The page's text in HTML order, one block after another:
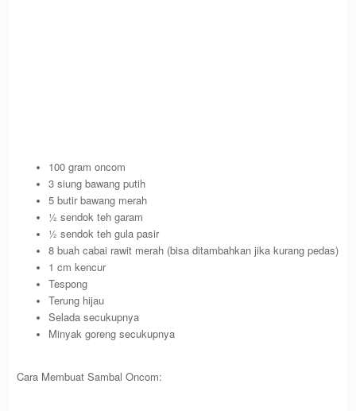
100 gram oncom
3 siung bawang putih
5 butir bawang merah
½ sendok teh garam
½ sendok teh gula pasir
8 buah cabai rawit merah (bisa ditambahkan jika kurang pedas)
1 cm kencur
Tespong
Terung hijau
Selada secukupnya
Minyak goreng secukupnya
Cara Membuat Sambal Oncom: